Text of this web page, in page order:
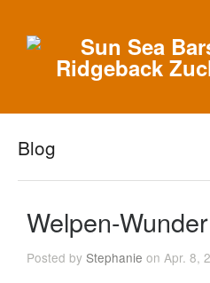
Blog
Welpen-
Posted byStephanie on Apr. 8,